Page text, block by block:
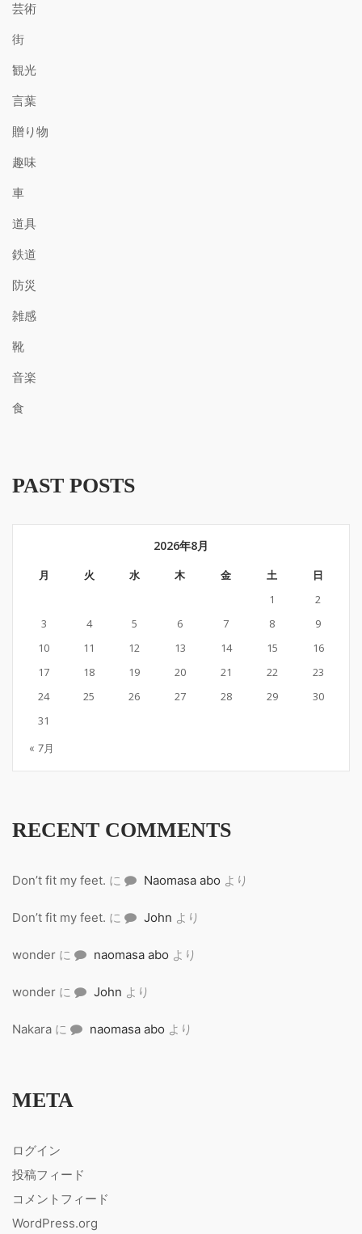
芸術
街
観光
言葉
贈り物
趣味
車
道具
鉄道
防災
雑感
靴
音楽
食
PAST POSTS
2026年8月
月 火 水 木 金 土
日
1
2
3
4 5 6 7 8
9
10
11 12 13 14 15
16
17
18 19 20 21 22
23
24
25 26 27 28 29
30
31
« 7月
RECENT COMMENTS
Don’t fit my feet. に Naomasa abo より
Don’t fit my feet. に John より
wonder に naomasa abo より
wonder に John より
Nakara に naomasa abo より
META
ログイン
投稿フィード
コメントフィード
WordPress.org